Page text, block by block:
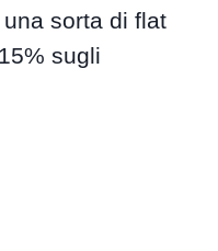
sorta di flat
sugli